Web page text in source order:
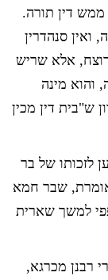
ממש דין תורה.
סנהדרין
אלא שריש
והוא מינה
ש"בית דין מכין
לזכותו של בר
שבר חמא
למשך שארית
רבנן מכרגא,